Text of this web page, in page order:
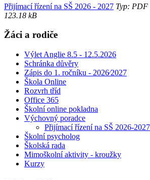
Přijímací řízení na SŠ 2026 - 2027 Typ: PDF
123.18 kB
Žáci a rodiče
Výlet Anglie 8.5 - 12.5.2026
Schránka důvěry
Zápis do 1. ročníku - 2026⁄2027
Škola Online
Rozvrh tříd
Office 365
Školní online pokladna
Výchovný poradce
Přijímací řízení na SŠ 2026-2027
Školní psycholog
Školská rada
Mimoškolní aktivity - kroužky
Kurzy